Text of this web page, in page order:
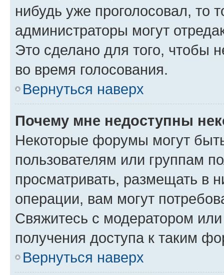
нибудь уже проголосовал, то
администраторы могут
Это сделано для того, чтобы
во время голосования.
Вернуться наверх
Почему мне недоступны
Некоторые форумы могут
пользователям или группам
просматривать, размещать в
операции, вам могут
Свяжитесь с модератором
получения доступа к таким
Вернуться наверх